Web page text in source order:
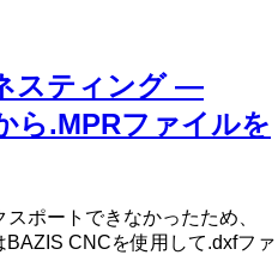
スティング —
.MPRファイルを
ポートできなかったため、
CNCを使用して.dxfファ